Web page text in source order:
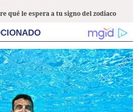
qué le espera a tu signo del zodiaco